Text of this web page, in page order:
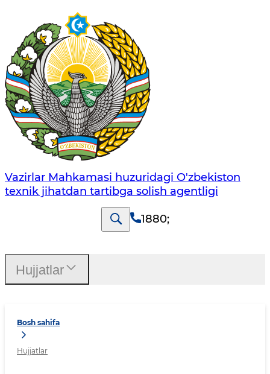
Vazirlar Mahkamasi huzuridagi O'zbekiston
texnik jihatdan tartibga solish agentligi
1880;
Bosh sahifa
Hujjatlar
Hujjatlar